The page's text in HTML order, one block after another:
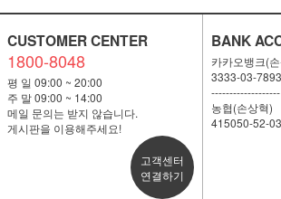
CUSTOMER CENTER
1800-8048
평 일 09:00 ~ 20:00
주 말 09:00 ~ 14:00
메일 문의는 받지 않습니다.
게시판을 이용해주세요!
고객센터
연결하기
BANK
카카오뱅크(
3333-03-
-------------------
농협(손상혁)
415050-52-